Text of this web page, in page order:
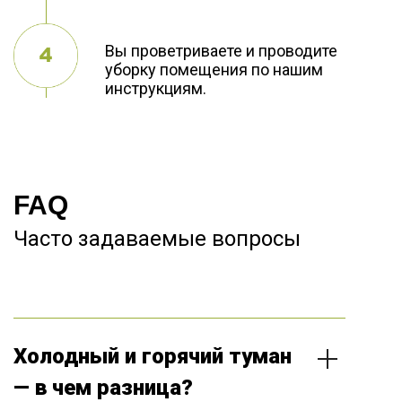
Вы проветриваете и проводите
уборку помещения по нашим
инструкциям.
FAQ
Часто задаваемые вопросы
Холодный и горячий туман
— в чем разница?